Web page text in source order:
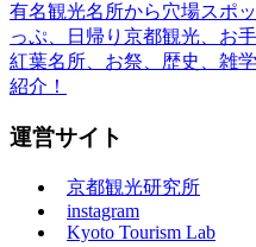
有名観光名所から穴場スポ
っぷ、日帰り京都観光、お
紅葉名所、お祭、歴史、雑
紹介！
運営サイト
京都観光研究所
instagram
Kyoto Tourism Lab